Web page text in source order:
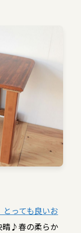
っても良いお
晴♪春の柔らか